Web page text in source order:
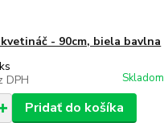
- 90cm, biela bavlna
ks
DPH Skladom
Pridať do košíka